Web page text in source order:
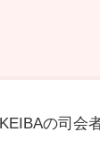
の司会